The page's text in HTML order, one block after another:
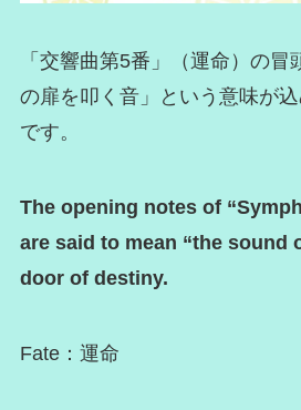
「交響曲第5番」（運命）の
の扉を叩く音」という意味が
です。
The opening notes of
are said to mean “the sound
door of destiny.
Fate：運命